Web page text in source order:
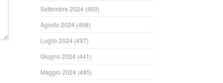
Settembre 2024 (469)
Agosto 2024 (468)
Luglio 2024 (497)
Giugno 2024 (441)
Maggio 2024 (485)